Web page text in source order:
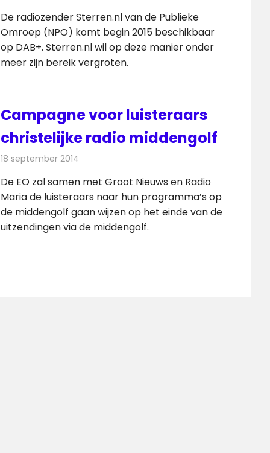
De radiozender Sterren.nl van de Publieke
Omroep (NPO) komt begin 2015 beschikbaar
op DAB+. Sterren.nl wil op deze manier onder
meer zijn bereik vergroten.
Campagne voor luisteraars
christelijke radio middengolf
18 september 2014
De EO zal samen met Groot Nieuws en Radio
Maria de luisteraars naar hun programma’s op
de middengolf gaan wijzen op het einde van de
uitzendingen via de middengolf.